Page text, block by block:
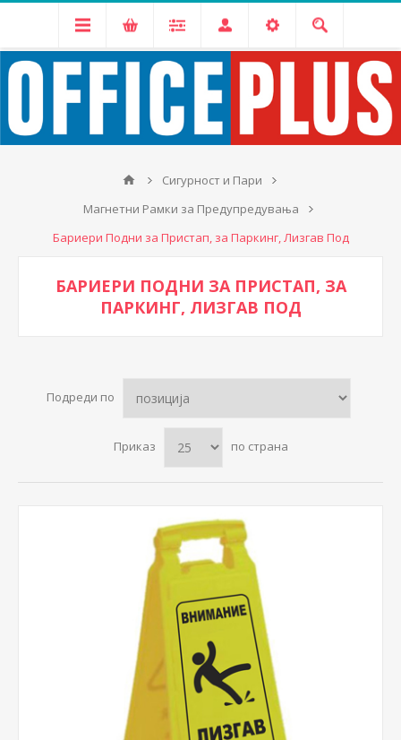
Сигурност и Пари
Магнетни Рамки за Предупредувања
Бариери Подни за Пристап, за Паркинг, Лизгав Под
БАРИЕРИ ПОДНИ ЗА ПРИСТАП, ЗА
ПАРКИНГ, ЛИЗГАВ ПОД
Подреди по
Приказ по страна